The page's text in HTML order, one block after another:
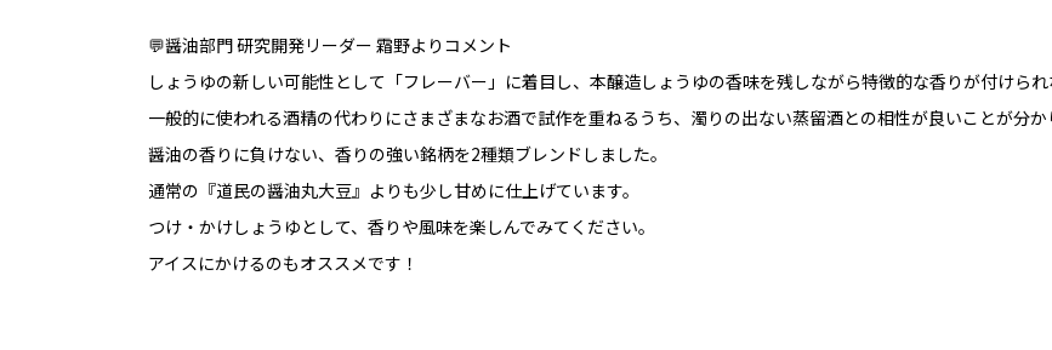
💬醤油部門 研究開発リーダー 霜野よりコメント
しょうゆの新しい可能性として「フレーバー」に着目し、本醸造しょうゆの香味を残しながら特徴的な香りが付けら
一般的に使われる酒精の代わりにさまざまなお酒で試作を重ねるうち、濁りの出ない蒸留酒との相性が良いことが分
醤油の香りに負けない、香りの強い銘柄を2種類ブレンドしました。
通常の『道民の醤油丸大豆』よりも少し甘めに仕上げています。
つけ・かけしょうゆとして、香りや風味を楽しんでみてください。
アイスにかけるのもオススメです！